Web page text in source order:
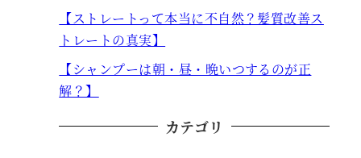
【ストレートって本当に不自然？髪質改善ス
トレートの真実】
【シャンプーは朝・昼・晩いつするのが正
解？】
カテゴリ